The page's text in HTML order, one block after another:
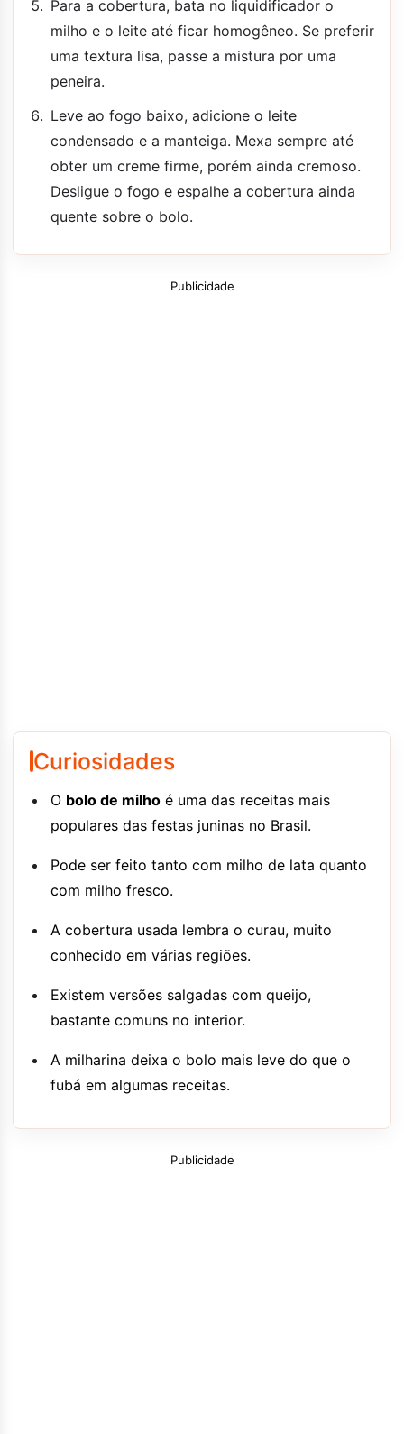
Para a cobertura, bata no liquidificador o
milho e o leite até ficar homogêneo. Se preferir
uma textura lisa, passe a mistura por uma
peneira.
Leve ao fogo baixo, adicione o leite
condensado e a manteiga. Mexa sempre até
obter um creme firme, porém ainda cremoso.
Desligue o fogo e espalhe a cobertura ainda
quente sobre o bolo.
Publicidade
Curiosidades
O bolo de milho é uma das receitas mais
populares das festas juninas no Brasil.
Pode ser feito tanto com milho de lata quanto
com milho fresco.
A cobertura usada lembra o curau, muito
conhecido em várias regiões.
Existem versões salgadas com queijo,
bastante comuns no interior.
A milharina deixa o bolo mais leve do que o
fubá em algumas receitas.
Publicidade